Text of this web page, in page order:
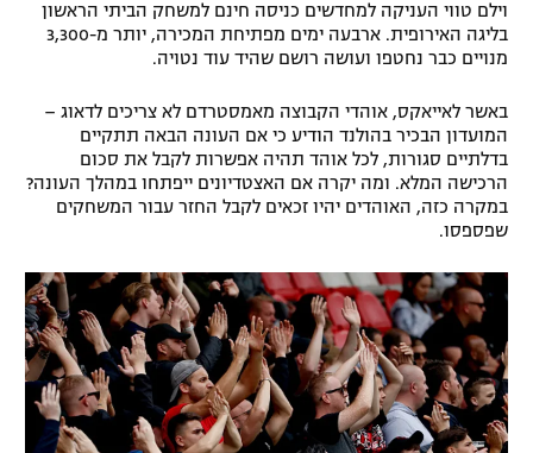
המגזין
וילם טווי העניקה למחדשים כניסה חינם למשחק הביתי הראשון
בליגה האירופית. ארבעה ימים מפתיחת המכירה, יותר מ-3,300
מנויים כבר נחטפו ועושה רושם שהיד עוד נטויה.
באשר לאייאקס, אוהדי הקבוצה מאמסטרדם לא צריכים לדאוג –
המועדון הבכיר בהולנד הודיע כי אם העונה הבאה תתקיים
בדלתיים סגורות, לכל אוהד תהיה אפשרות לקבל את סכום
הרכישה המלא. ומה יקרה אם האצטדיונים ייפתחו במהלך העונה?
במקרה כזה, האוהדים יהיו זכאים לקבל החזר עבור המשחקים
שפספסו.